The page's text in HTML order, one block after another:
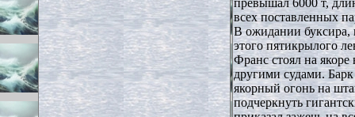
превышал 6000 т,
всех поставленных
В ожидании буксира,
этого пятикрылого
Франс стоял на
другими судами.
якорный огонь на
подчеркнуть